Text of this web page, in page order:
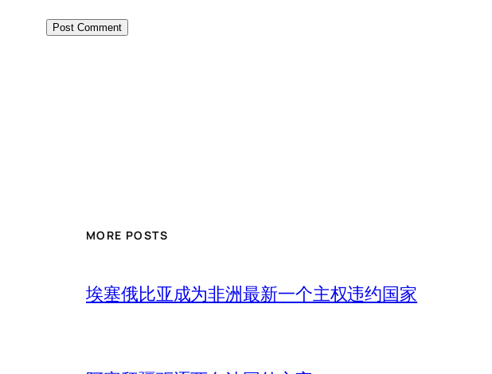
MORE POSTS
埃塞俄比亚成为非洲最新一个主权违约国家